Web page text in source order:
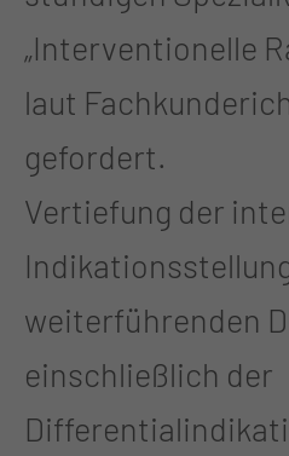
„Interventionelle
laut
gefordert.
Vertiefung der
weiterführenden
einschließlich der